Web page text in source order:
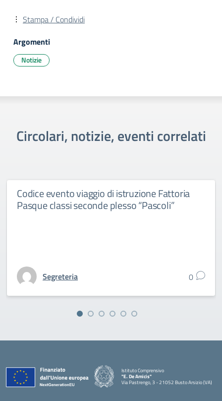
Stampa / Condividi
Argomenti
Notizie
Circolari, notizie, eventi correlati
Codice evento viaggio di istruzione Fattoria
Pasque classi seconde plesso “Pascoli”
Segreteria 0
Istituto Comprensivo
"E. De Amicis"
Via Pastrengo, 3 - 21052 Busto Arsizio (VA)